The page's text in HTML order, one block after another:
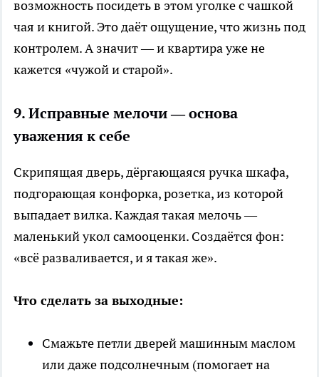
возможность посидеть в этом уголке с чашкой
чая и книгой. Это даёт ощущение, что жизнь под
контролем. А значит — и квартира уже не
кажется «чужой и старой».
9. Исправные мелочи — основа
уважения к себе
Скрипящая дверь, дёргающаяся ручка шкафа,
подгорающая конфорка, розетка, из которой
выпадает вилка. Каждая такая мелочь —
маленький укол самооценки. Создаётся фон:
«всё разваливается, и я такая же».
Что сделать за выходные:
Смажьте петли дверей машинным маслом
или даже подсолнечным (помогает на